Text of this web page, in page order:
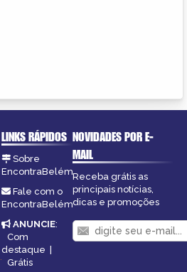
LINKS RÁPIDOS
Sobre
EncontraBelém
Fale com o
EncontraBelém
ANUNCIE:
Com
destaque
Grátis
NOVIDADES POR E-
MAIL
Receba grátis as
principais notícias,
dicas e promoções